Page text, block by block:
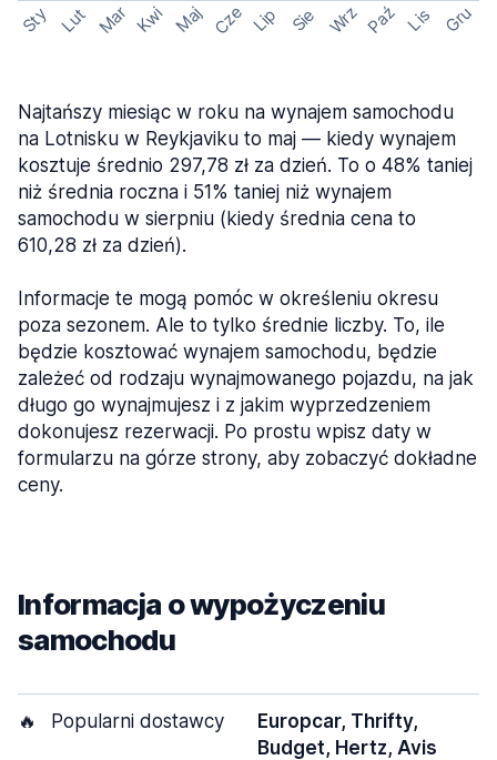
Sty Lut Mar Kwi Maj Cze Lip Sie Wrz Paź Lis Gru
Najtańszy miesiąc w roku na wynajem samochodu
na Lotnisku w Reykjaviku to maj — kiedy wynajem
kosztuje średnio 297,78 zł za dzień. To o 48% taniej
niż średnia roczna i 51% taniej niż wynajem
samochodu w sierpniu (kiedy średnia cena to
610,28 zł za dzień).
Informacje te mogą pomóc w określeniu okresu
poza sezonem. Ale to tylko średnie liczby. To, ile
będzie kosztować wynajem samochodu, będzie
zależeć od rodzaju wynajmowanego pojazdu, na jak
długo go wynajmujesz i z jakim wyprzedzeniem
dokonujesz rezerwacji. Po prostu wpisz daty w
formularzu na górze strony, aby zobaczyć dokładne
ceny.
Informacja o wypożyczeniu
samochodu
🔥 Popularni dostawcy
Europcar, Thrifty,
Budget, Hertz, Avis